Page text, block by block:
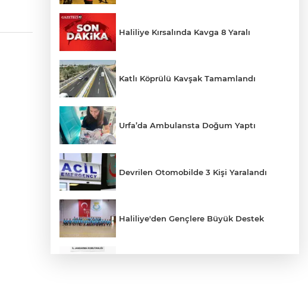
Haliliye Kırsalında Kavga 8 Yaralı
Katlı Köprülü Kavşak Tamamlandı
Urfa’da Ambulansta Doğum Yaptı
Devrilen Otomobilde 3 Kişi Yaralandı
Haliliye'den Gençlere Büyük Destek